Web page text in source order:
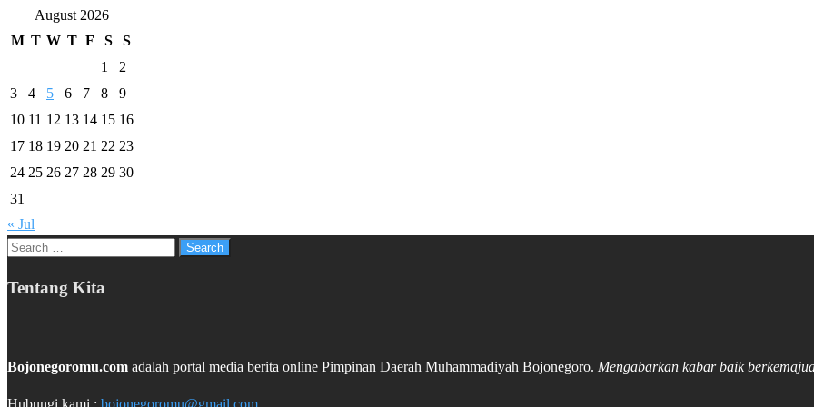
August 2026
M T W T F S
S
1
2
3
4 5 6 7 8
9
10 11 12 13 14 15 16
17 18 19 20 21 22 23
24 25 26 27 28 29 30
31
« Jul
Search
Tentang Kita
Bojonegoromu.com adalah portal media berita online Pimpinan Daerah Muhammadiyah Bojonegoro. Mengabarkan kabar baik
Hubungi kami : bojonegoromu@gmail.com